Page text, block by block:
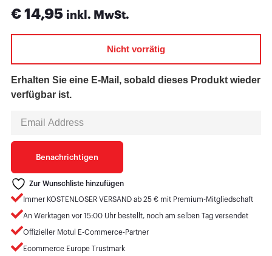
€14,95 inkl. MwSt.
Nicht vorrätig
Erhalten Sie eine E-Mail, sobald dieses Produkt wieder
verfügbar ist.
your
address
the
waitlist
for
this
product
Benachrichtigen
Zur Wunschliste hinzufügen
Immer KOSTENLOSER VERSAND ab 25 € mit Premium-Mitgliedschaft
An Werktagen vor 15:00 Uhr bestellt, noch am selben Tag versendet
Offizieller Motul E-Commerce-Partner
Ecommerce Europe Trustmark